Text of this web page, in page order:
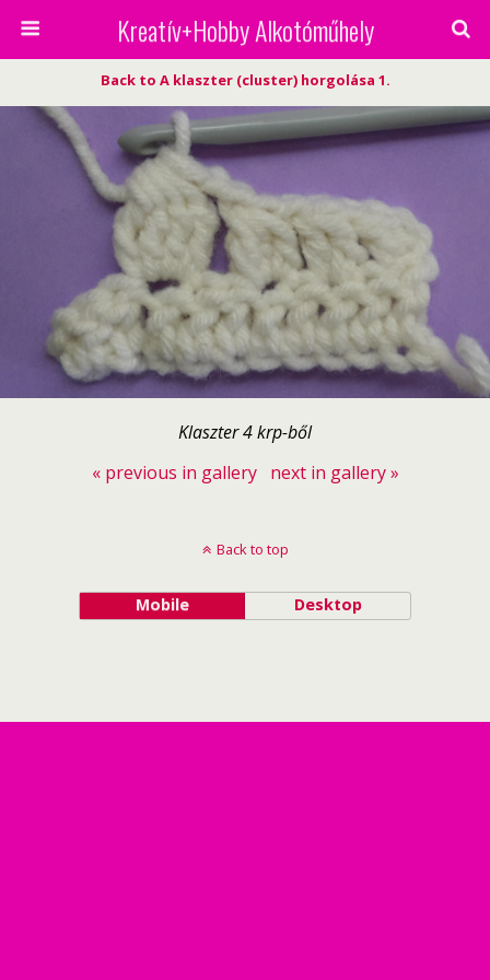
Kreatív+Hobby Alkotóműhely
Back to A klaszter (cluster) horgolása 1.
Klaszter 4 krp-ből
« previous in gallery
next in gallery »
Back to top
Mobile Desktop